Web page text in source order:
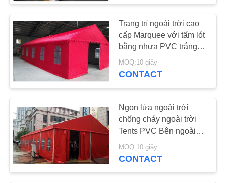
QUAN
NHÀ
MÁY
KIỂM
SOÁT
CHẤT
LƯỢNG
LIÊN
HỆ
Vải Canvas Tent
27
Vải Tarpaulin PVC
35
Trang trí ngoài trời cao
cấp Marquee với tấm lót
bằng nhựa PVC trắng
mạnh mẽ 500gsm
MOQ:10 giây
CONTACT
Ngọn lửa ngoài trời
chống cháy ngoài trời
Tents PVC Bên ngoài
lều Đảng Customized
MOQ:10 giây
CONTACT